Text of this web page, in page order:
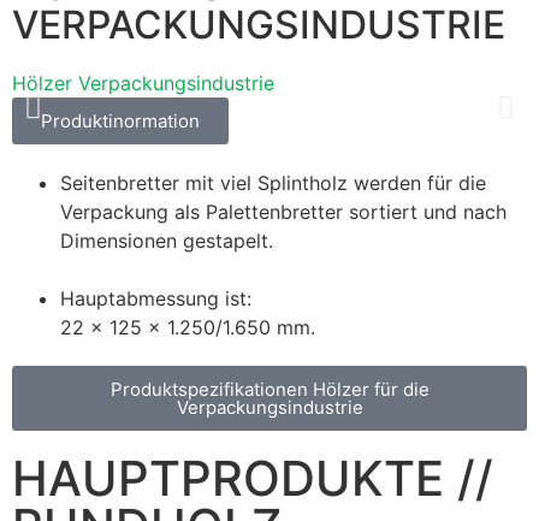
VERPACKUNGSINDUSTRIE
Hölzer Verpackungsindustrie
Produktinormation
Seitenbretter mit viel Splintholz werden für die
Verpackung als Palettenbretter sortiert und nach
Dimensionen gestapelt.
Hauptabmessung ist:
22 x 125 x 1.250/1.650 mm.
Produktspezifikationen Hölzer für die
Verpackungsindustrie
HAUPTPRODUKTE //